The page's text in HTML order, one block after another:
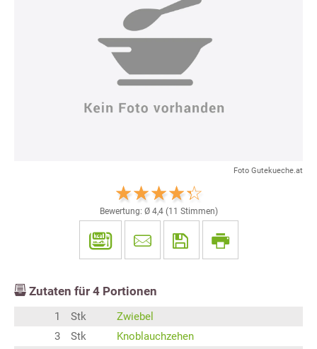
Foto Gutekueche.at
Bewertung: Ø 4,4(11 Stimmen)
Zutaten für 4 Portionen
1 Stk
Zwiebel
3
Stk
Knoblauchzehen